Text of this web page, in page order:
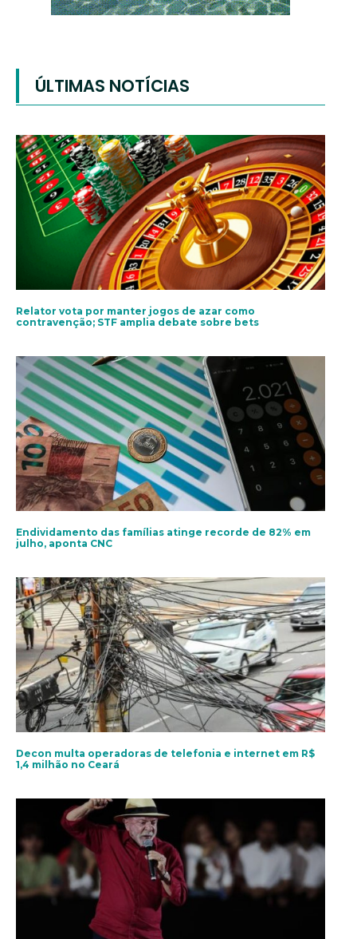
ÚLTIMAS NOTÍCIAS
Relator vota por manter jogos de azar como
contravenção; STF amplia debate sobre bets
Endividamento das famílias atinge recorde de 82% em
julho, aponta CNC
Decon multa operadoras de telefonia e internet em R$
1,4 milhão no Ceará